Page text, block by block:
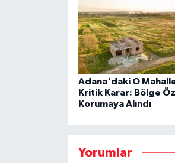
Adana'daki O
Kritik Karar: Bölge
Korumaya Alındı
Yorumlar